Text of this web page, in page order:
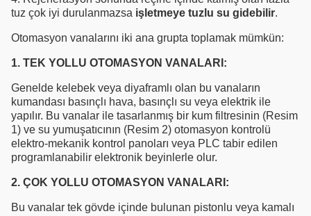
tuz çok iyi durulanmazsa işletmeye tuzlu su gidebilir.
Otomasyon vanalarını iki ana grupta toplamak mümkün:
1. TEK YOLLU OTOMASYON VANALARI:
Genelde kelebek veya diyaframlı olan bu vanaların
kumandası basınçlı hava, basınçlı su veya elektrik ile
yapılır. Bu vanalar ile tasarlanmış bir kum filtresinin (Resim
1) ve su yumuşatıcının (Resim 2) otomasyon kontrolü
elektro-mekanik kontrol panoları veya PLC tabir edilen
programlanabilir elektronik beyinlerle olur.
2. ÇOK YOLLU OTOMASYON VANALARI:
Bu vanalar tek gövde içinde bulunan pistonlu veya kamalı